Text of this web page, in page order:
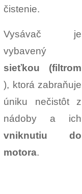
čistenie.
Vysávač je
vybavený
sieťkou (filtrom
), ktorá zabraňuje
úniku nečistôt z
nádoby a ich
vniknutiu do
motora.